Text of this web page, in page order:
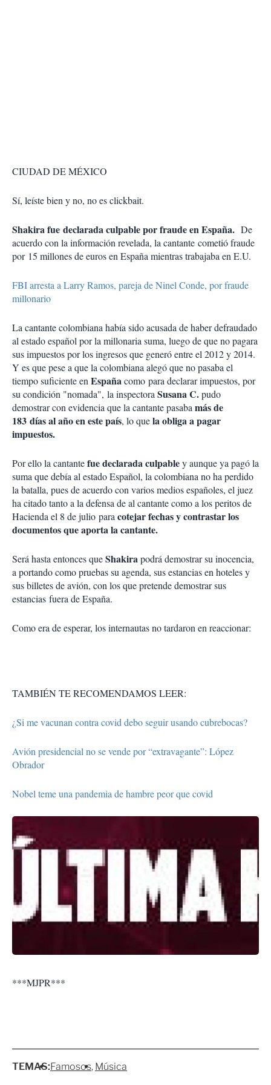
CIUDAD DE MÉXICO
Sí, leíste bien y no, no es clickbait.
Shakira fue declarada culpable por fraude en España. De
acuerdo con la información revelada, la cantante cometió fraude
por 15 millones de euros en España mientras trabajaba en E.U.
FBI arresta a Larry Ramos, pareja de Ninel Conde, por fraude
millonario
La cantante colombiana había sido acusada de haber defraudado
al estado español por la millonaria suma, luego de que no pagara
sus impuestos por los ingresos que generó entre el 2012 y 2014.
Y es que pese a que la colombiana alegó que no pasaba el
tiempo suficiente enEspañacomo para declarar impuestos, por
su condición "nomada", la inspectoraSusana C.pudo
demostrar con evidencia que la cantante pasabamás de
183 días al año en este país, lo quela obliga a pagar
impuestos.
Por ello la cantantefue declarada culpabley aunque ya pagó la
suma que debía al estado Español, la colombiana no ha perdido
la batalla, pues de acuerdo con varios medios españoles, el juez
ha citado tanto a la defensa de al cantante como a los peritos de
Hacienda el 8 de julio paracotejar fechas y contrastar los
documentos que aporta la cantante.
Será hasta entonces queShakirapodrá demostrar su inocencia,
a portando como pruebas su agenda, sus estancias en hoteles y
sus billetes de avión, con los que pretende demostrar sus
estancias fuera de España.
Como era de esperar, los internautas no tardaron en reaccionar:
TAMBIÉN TE RECOMENDAMOS LEER:
¿Si me vacunan contra covid debo seguir usando cubrebocas?
Avión presidencial no se vende por “extravagante”: López
Obrador
Nobel teme una pandemia de hambre peor que covid
***MJPR***
TEMAS:Famosos Música